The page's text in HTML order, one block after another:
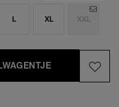
L XL XXL